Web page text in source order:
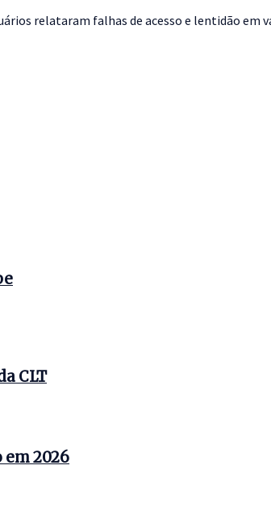
relataram falhas de acesso e lentidão em
CLT
2026